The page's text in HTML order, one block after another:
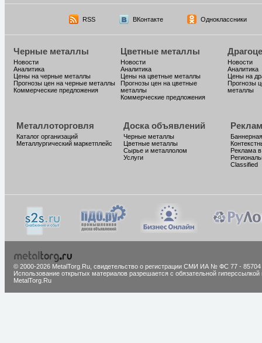
RSS ВКонтакте Одноклассники
Черные металлы
Новости
Аналитика
Цены на черные металлы
Прогнозы цен на черные металлы
Коммерческие предложения
Цветные металлы
Новости
Аналитика
Цены на цветные металлы
Прогнозы цен на цветные
металлы
Коммерческие предложения
Новости
Аналитика
Цены на
Прогнозы
металлы
Металлоторговля
Каталог организаций
Металлургический маркетплейс
Доска объявлений
Черные металлы
Цветные металлы
Сырье и металлолом
Услуги
Реклама
Classified
© 2000-2026 MetalTorg.Ru, cвидетельство о регистрации СМИ ИА № ФС 77 - 85704
Использование открытых материалов разрешается с обязательной гиперссылкой
MetalTorg.Ru